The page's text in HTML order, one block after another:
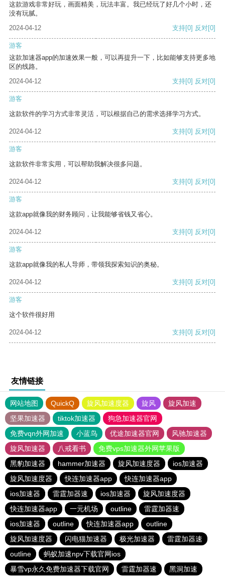
这款游戏非常好玩，画面精美，玩法丰富。我已经玩了好几个小时，还
没有玩腻。
2024-04-12
支持[0] 反对[0]
游客
这款加速器app的加速效果一般，可以再提升一下，比如能够支持更多地
区的线路。
2024-04-12
支持[0] 反对[0]
游客
这款软件的学习方式非常灵活，可以根据自己的需求选择学习方式。
2024-04-12 支持[0] 反对[0]
游客
这款软件非常实用，可以帮助我解决很多问题。
2024-04-12 支持[0] 反对[0]
游客
这款app就像我的财务顾问，让我能够省钱又省心。
2024-04-12 支持[0] 反对[0]
游客
这款app就像我的私人导师，带领我探索知识的奥秘。
2024-04-12 支持[0] 反对[0]
游客
这个软件很好用
2024-04-12 支持[0] 反对[0]
友情链接
网站地图 QuickQ 旋风加速度器 旋风
旋风加速
坚果加速器
tiktok加速器
狗急加速器官网
免费vqn外网加速
小蓝鸟 优途加速器官网
风驰加速器
旋风加速器
八戒看书
免费vps加速器外网苹果版
黑豹加速器
hammer加速器 旋风加速度器
ios加速器
旋风加速度器
快连加速器app
快连加速器app
ios加速器
雷霆加器速 ios加速器
旋风加速度器
快连加速器app
一元机场 outline
雷霆加器速
ios加速器
outline 快连加速器app
outline
旋风加速度器
闪电猫加速器 极光加速器
雷霆加器速
outline
蚂蚁加速npv下载官网ios
暴雪vp永久免费加速器下载官网
雷霆加器速 黑洞加速